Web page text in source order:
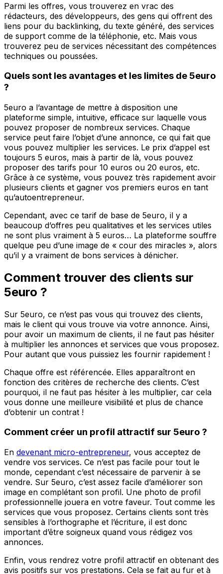
Parmi les offres, vous trouverez en vrac des
rédacteurs, des développeurs, des gens qui offrent des
liens pour du backlinking, du texte généré, des services
de support comme de la téléphonie, etc. Mais vous
trouverez peu de services nécessitant des compétences
techniques ou poussées.
Quels sont les avantages et les limites de 5euro
?
5euro a l’avantage de mettre à disposition une
plateforme simple, intuitive, efficace sur laquelle vous
pouvez proposer de nombreux services. Chaque
service peut faire l’objet d’une annonce, ce qui fait que
vous pouvez multiplier les services. Le prix d’appel est
toujours 5 euros, mais à partir de là, vous pouvez
proposer des tarifs pour 10 euros ou 20 euros, etc.
Grâce à ce système, vous pouvez très rapidement avoir
plusieurs clients et gagner vos premiers euros en tant
qu’autoentrepreneur.
Cependant, avec ce tarif de base de 5euro, il y a
beaucoup d’offres peu qualitatives et les services utiles
ne sont plus vraiment à 5 euros… La plateforme souffre
quelque peu d’une image de « cour des miracles », alors
qu’il y a vraiment de bons services à dénicher.
Comment trouver des clients sur
5euro ?
Sur 5euro, ce n’est pas vous qui trouvez des clients,
mais le client qui vous trouve via votre annonce. Ainsi,
pour avoir un maximum de clients, il ne faut pas hésiter
à multiplier les annonces et services que vous proposez.
Pour autant que vous puissiez les fournir rapidement !
Chaque offre est référencée. Elles apparaîtront en
fonction des critères de recherche des clients. C’est
pourquoi, il ne faut pas hésiter à les multiplier, car cela
vous donne une meilleure visibilité et plus de chance
d’obtenir un contrat !
Comment créer un profil attractif sur 5euro ?
En devenant micro-entrepreneur, vous acceptez de
vendre vos services. Ce n’est pas facile pour tout le
monde, cependant c’est nécessaire de parvenir à se
vendre. Sur 5euro, c’est assez facile d’améliorer son
image en complétant son profil. Une photo de profil
professionnelle jouera en votre faveur. Tout comme les
services que vous proposez. Certains clients sont très
sensibles à l’orthographe et l’écriture, il est donc
important d’être soigneux quand vous rédigez vos
annonces.
Enfin, vous rendrez votre profil attractif en obtenant des
avis positifs sur vos prestations. Cela se fait au fur et à